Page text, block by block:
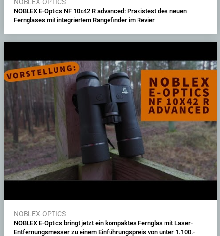
NOBLEX-OPTICS
NOBLEX E-Optics NF 10x42 R advanced: Praxistest des neuen
Fernglases mit integriertem Rangefinder im Revier
NOBLEX-OPTICS
NOBLEX E-Optics bringt jetzt ein kompaktes Fernglas mit Laser-
Entfernungsmesser zu einem Einführungspreis von unter 1.100.-